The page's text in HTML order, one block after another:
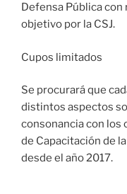
Defensa Pública
objetivo por la CSJ.
Cupos limitados
Se procurará que
distintos aspectos
consonancia con
de Capacitación de
desde el año 2017.